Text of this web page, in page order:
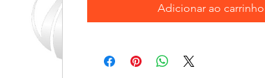
Adicionar ao carrinho